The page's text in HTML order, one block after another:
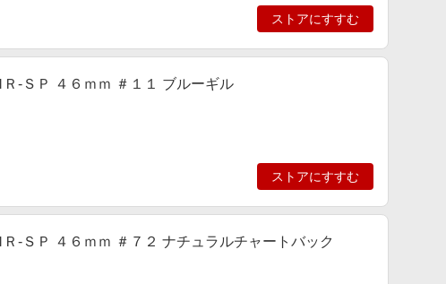
ストアにすすむ
-ＳＰ ４６ｍｍ ＃１１ ブルーギル
ストアにすすむ
-ＳＰ ４６ｍｍ ＃７２ ナチュラルチャートバック